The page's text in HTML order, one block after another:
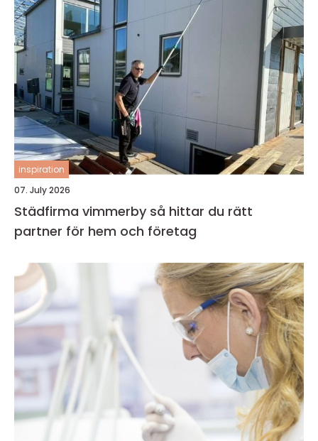
inspiration
07. July 2026
Städfirma vimmerby så hittar du rätt
partner för hem och företag